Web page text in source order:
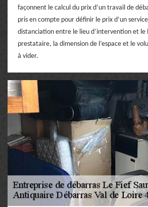
façonnent le calcul du prix d’un travail de
pris en compte pour définir le prix d’un
distanciation entre le lieu d’intervention et le
prestataire, la dimension de l’espace et le
à vider.